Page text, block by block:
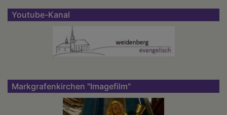
Youtube-Kanal
Markgrafenkirchen "Imagefilm"